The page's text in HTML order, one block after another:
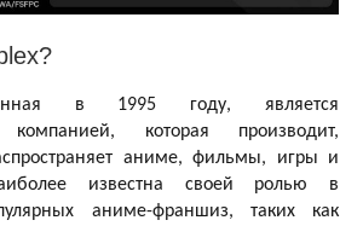
в 1995 году, является
компанией, которая производит,
аниме, фильмы, игры и
известна своей ролью в
аниме-франшиз, таких как